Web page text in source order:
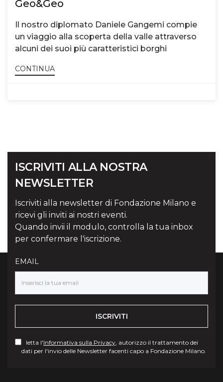
Geo&Geo
Il nostro diplomato Daniele Gangemi compie
un viaggio alla scoperta della valle attraverso
alcuni dei suoi più caratteristici borghi
CONTINUA
ISCRIVITI ALLA NOSTRA
NEWSLETTER
Iscriviti alla newsletter di Fondazione Milano e
ricevi gli inviti ai nostri eventi.
Quando invii il modulo, controlla la tua inbox
per confermare l'iscrizione.
EMAIL
ISCRIVITI
letta l'Informativa sulla Privacy, autorizzo il trattamento dei
dati per l'invio delle Newsletter facenti capo a Fondazione Milano.